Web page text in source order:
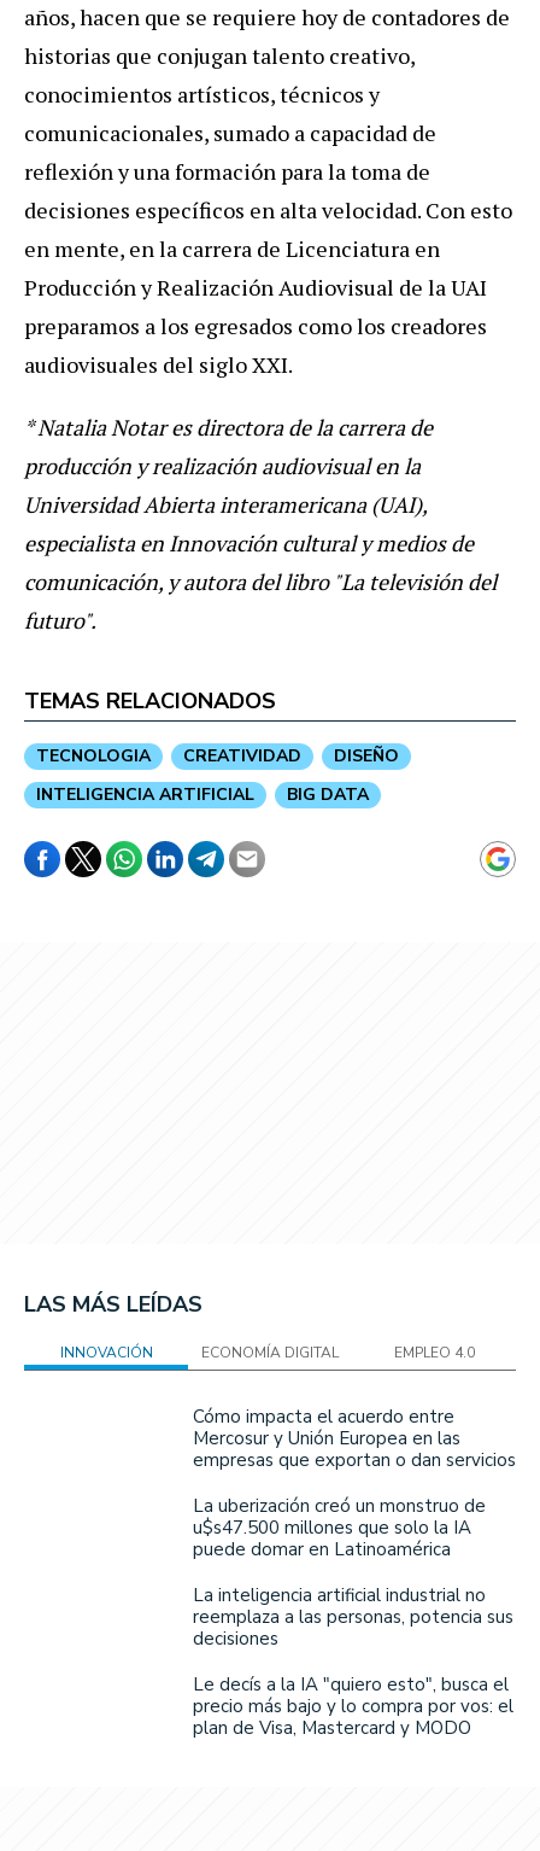
años, hacen que se requiere hoy de contadores de
historias que conjugan talento creativo,
conocimientos artísticos, técnicos y
comunicacionales, sumado a capacidad de
reflexión y una formación para la toma de
decisiones específicos en alta velocidad. Con esto
en mente, en la carrera de Licenciatura en
Producción y Realización Audiovisual de la UAI
preparamos a los egresados como los creadores
audiovisuales del siglo XXI.
* Natalia Notar es directora de la carrera de
producción y realización audiovisual en la
Universidad Abierta interamericana (UAI),
especialista en Innovación cultural y medios de
comunicación, y autora del libro "La televisión del
futuro".
TEMAS RELACIONADOS
TECNOLOGIA CREATIVIDAD
DISEÑO
INTELIGENCIA ARTIFICIAL
BIG DATA
LAS MÁS LEÍDAS
INNOVACIÓN ECONOMÍA DIGITAL EMPLEO 4.0
Cómo impacta el acuerdo entre
Mercosur y Unión Europea en las
empresas que exportan o dan servicios
La uberización creó un monstruo de
u$s47.500 millones que solo la IA
puede domar en Latinoamérica
La inteligencia artificial industrial no
reemplaza a las personas, potencia sus
decisiones
Le decís a la IA "quiero esto", busca el
precio más bajo y lo compra por vos: el
plan de Visa, Mastercard y MODO